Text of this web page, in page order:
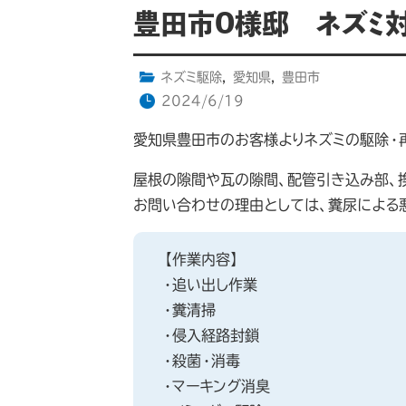
豊田市O様邸 ネズミ
ネズミ駆除, 愛知県,
豊田市
2024/6/19
愛知県豊田市のお客様よりネズミの駆除
屋根の隙間や瓦の隙間、配管引き込み部
お問い合わせの理由としては、糞尿による
【作業内容】
・追い出し作業
・糞清掃
・侵入経路封鎖
・殺菌・消毒
・マーキング消臭